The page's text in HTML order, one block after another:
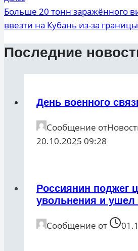
Больше 20 тонн заражённого
ввезти на Кубань из-за границы
Последние
День военного
Сообщение от
20.10.2025 09:28
Россиянин поджег
увольнения и ушел
Сообщение от